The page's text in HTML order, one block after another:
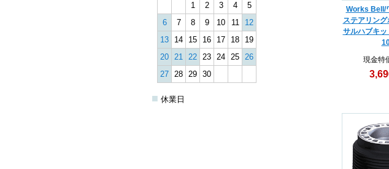
1
2 3 4
5
6
7 8 9 10 11
12
13
14 15 16 17 18
19
20 21 22 23 24 25 26
27 28 29 30
■ 休業日
Works Bell/
ステアリン
サルハブキッ
現金特